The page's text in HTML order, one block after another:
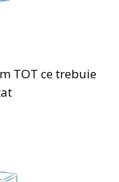
TOT ce trebuie